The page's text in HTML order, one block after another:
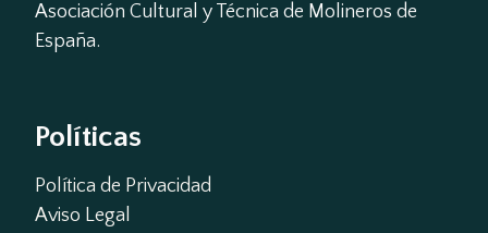
Asociación Cultural y Técnica de Molineros de
España.
Políticas
Política de Privacidad
Aviso Legal